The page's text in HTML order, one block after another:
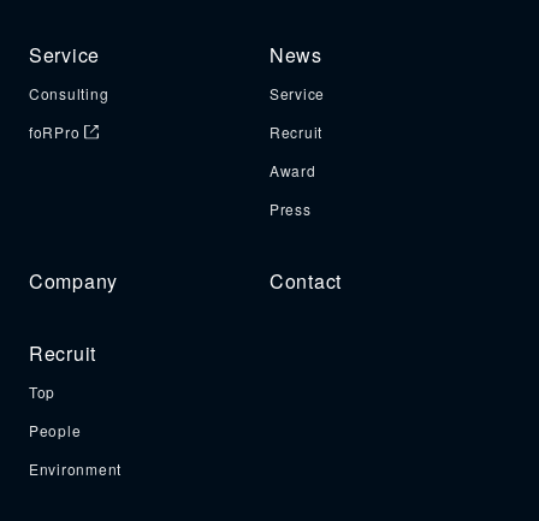
Service
Consulting
foRPro
News
Service
Recruit
Award
Press
Company Contact
Recruit
Top
People
Environment